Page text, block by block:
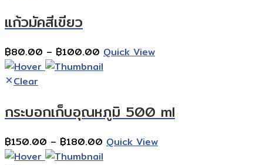
แก้วมัคสีเขียว
฿80.00 – ฿100.00 Price
range:
฿100.00
Quick View
Clear
กระบอกเก็บอุณหภูมิ 500 ml
฿150.00 – ฿180.00 Price
range:
Quick View